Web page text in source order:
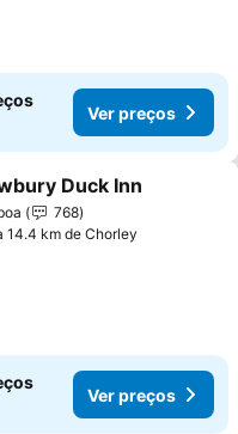
Ver preços
aos favoritos
Duck Inn
768
14.4 km de Chorley
Ver preços